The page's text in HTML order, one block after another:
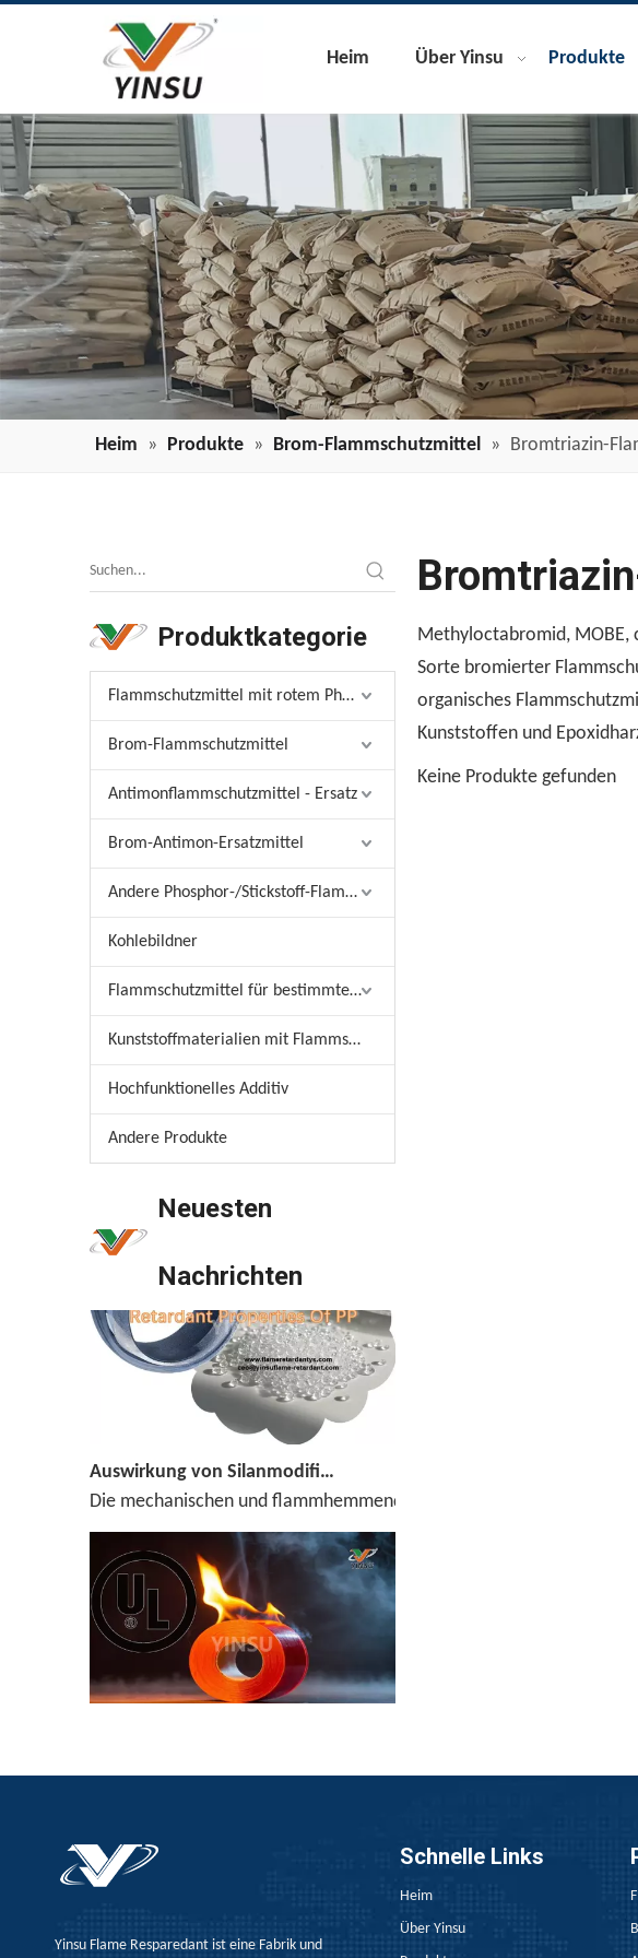
Heim Über Yinsu Produkte
Heim » Produkte » Brom-Flammschutzmittel » Bromtriazin-
Produktkategorie
Flammschutzmittel mit rotem Phosphor
Brom-Flammschutzmittel
Antimonflammschutzmittel - Ersatz
Brom-Antimon-Ersatzmittel
Andere Phosphor-/Stickstoff-Flammschutzmittel
Kohlebildner
Flammschutzmittel für bestimmte Materialien
Kunststoffmaterialien mit Flammschutzmittel
Hochfunktionelles Additiv
Andere Produkte
Neuesten
Nachrichten
Anwendung von Draht- und Kabelflammschutzmitteln in der Branche
Die mechanischen und flammhemmenden Eigenschaften von
Warum UL510 zum Testen von Klebeband -Entflammbarkeit verwendet wird？
Methyloctabromid, MOBE,
Sorte bromierter
organisches
Kunststoffen und
Keine Produkte gefunden
Yinsu Flame Resparedant ist eine Fabrik und
Schnelle Links
Heim
Über Yinsu